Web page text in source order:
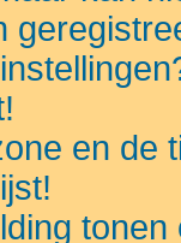
en de